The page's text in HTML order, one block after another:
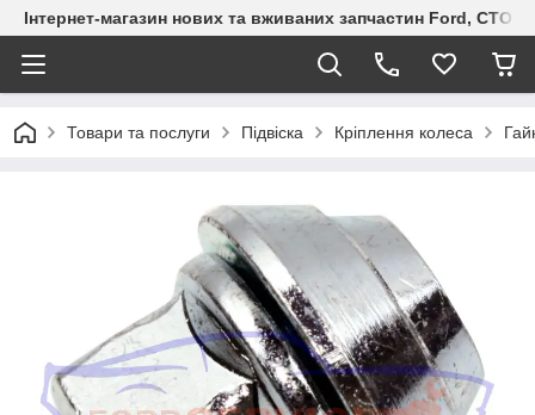
Інтернет-магазин нових та вживаних запчастин Ford, СТО
Товари та послуги Підвіска Кріплення колеса